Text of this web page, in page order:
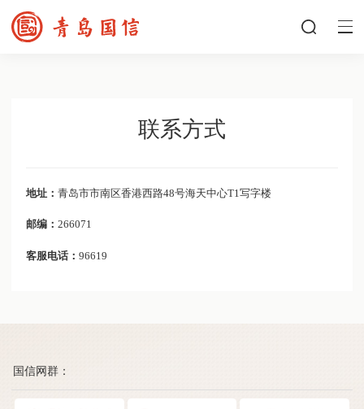
联系方式
地址： 青岛市市南区香港西路48号海天中心T1写字楼
邮编： 266071
客服电话： 96619
国信网群：